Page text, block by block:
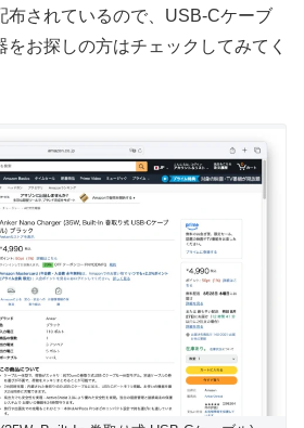
布されているので、USB-Cケーブ
をお探しの方はチェックしてみてく